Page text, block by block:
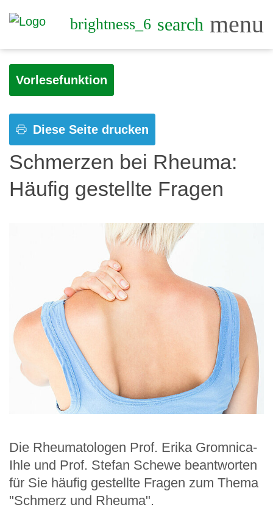
brightness_6 search menu
Vorlesefunktion
Diese Seite drucken
Schmerzen bei Rheuma:
Häufig gestellte Fragen
Die Rheumatologen Prof. Erika Gromnica-
Ihle und Prof. Stefan Schewe beantworten
für Sie häufig gestellte Fragen zum Thema
"Schmerz und Rheuma".